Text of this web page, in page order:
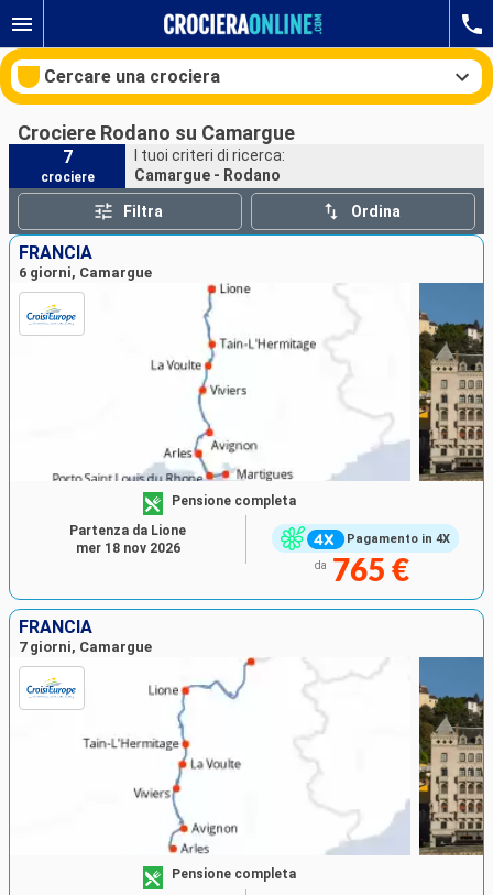
Cercare una crociera
Le nostre destinazioni
Mesi di partenza
Porti Compagnie
Ricerca
Crociere Rodano su Camargue
7
crociere
I tuoi criteri di ricerca:
Camargue - Rodano
Filtra Ordina
FRANCIA
6 giorni, Camargue
Pagamento in 4X
Pensione completa
da 765 €
Partenza da Lione
mer 18 nov 2026
FRANCIA
7 giorni, Camargue
Pensione completa